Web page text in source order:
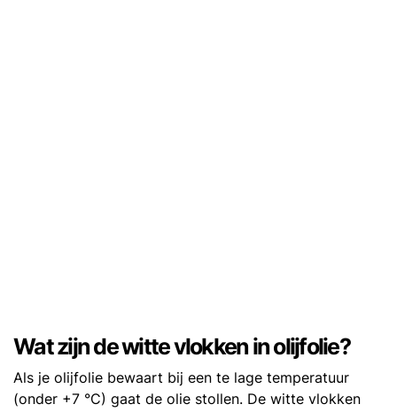
Wat zijn de witte vlokken in olijfolie?
Als je olijfolie bewaart bij een te lage temperatuur
(onder +7 °C) gaat de olie stollen. De witte vlokken